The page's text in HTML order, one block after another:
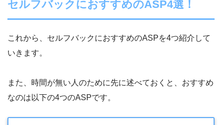
セルフバックにおすすめのASP4選！
これから、セルフバックにおすすめのASPを4つ紹介して
いきます。
また、時間が無い人のために先に述べておくと、おすすめ
なのは以下の4つのASPです。